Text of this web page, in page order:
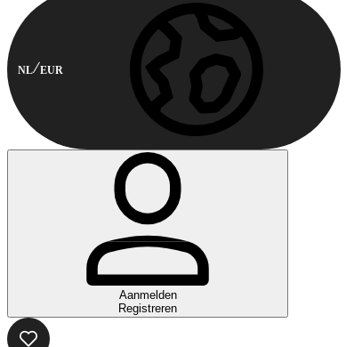
NL EUR
Aanmelden
Registreren